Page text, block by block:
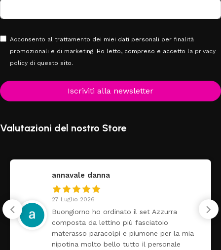
Acconsento al trattamento dei miei dati personali per finalità
promozionali e di marketing. Ho letto, compreso e accetto la privacy
policy di questo sito.
Iscriviti alla newsletter
Valutazioni del nostro Store
annavale danna
27 Luglio 2026
Buongiorno ho ordinato il set Azzurra
composta da lettino più fasciatoio
materasso paracolpi e piumone per la mia
nipotina molto bello tutto il personale